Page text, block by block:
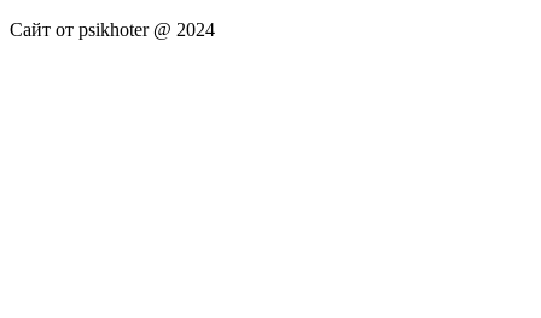
Сайт от psikhoter @ 2024